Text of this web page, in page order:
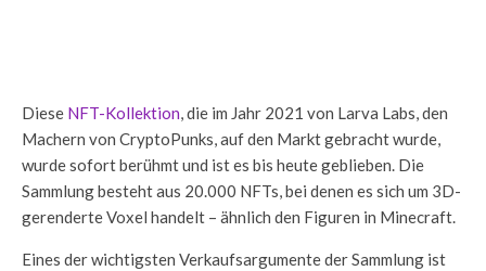
Diese NFT-Kollektion, die im Jahr 2021 von Larva Labs, den
Machern von CryptoPunks, auf den Markt gebracht wurde,
wurde sofort berühmt und ist es bis heute geblieben. Die
Sammlung besteht aus 20.000 NFTs, bei denen es sich um 3D-
gerenderte Voxel handelt – ähnlich den Figuren in Minecraft.
Eines der wichtigsten Verkaufsargumente der Sammlung ist